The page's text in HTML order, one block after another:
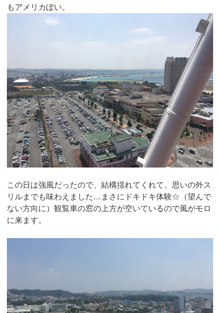
もアメリカぽい。
この日は強風だったので、結構揺れてくれて、思いの外ス
リルまでも味わえました…まさにドキドキ体験☆（望んで
ない方向に）観覧車の窓の上方が空いているので風がモロ
に来ます。